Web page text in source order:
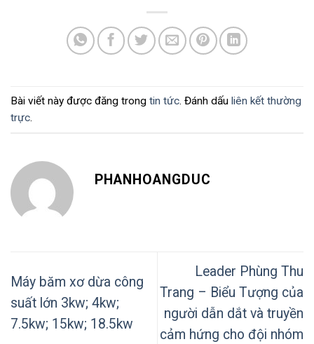
Bài viết này được đăng trong tin tức. Đánh dấu liên kết thường
trực.
PHANHOANGDUC
Máy băm xơ dừa công
suất lớn 3kw; 4kw;
7.5kw; 15kw; 18.5kw
Leader Phùng Thu
Trang – Biểu Tượng của
người dẫn dắt và truyền
cảm hứng cho đội nhóm